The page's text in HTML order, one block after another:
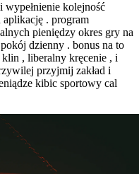
wypełnienie kolejność
. program
pieniędzy okres gry na
dzienny . bonus na to
, liberalny kręcenie , i
przyjmij zakład i
kibic sportowy cal